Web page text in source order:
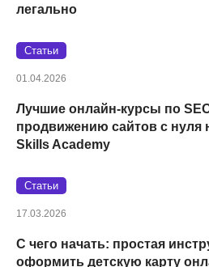
легально
Статьи
01.04.2026
Лучшие онлайн-курсы по
продвижению сайтов с нуля
Skills Academy
Статьи
17.03.2026
С чего начать: простая
оформить детскую карту